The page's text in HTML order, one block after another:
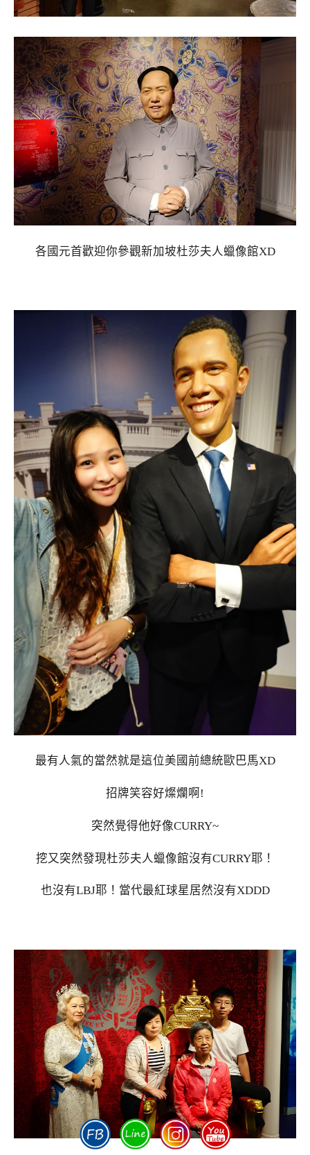
各國元首歡迎你參觀新加坡杜莎夫人蠟像館XD
最有人氣的當然就是這位美國前總統歐巴馬XD
招牌笑容好燦爛啊!
突然覺得他好像CURRY~
挖又突然發現杜莎夫人蠟像館沒有CURRY耶！
也沒有LBJ耶！當代最紅球星居然沒有XDDD